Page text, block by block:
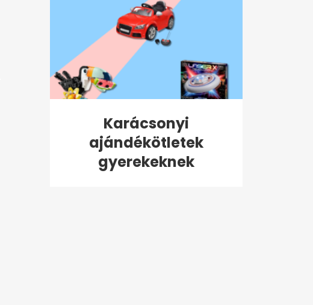
Karácsonyi
ajándékötletek
gyerekeknek